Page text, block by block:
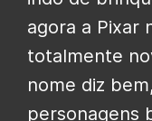
agora a Pixar
totalmente
nome diz
personagens